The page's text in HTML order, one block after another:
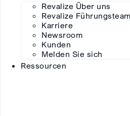
Revalize Über uns
Revalize Führungsteam
Karriere
Newsroom
Kunden
Melden Sie sich
Ressourcen